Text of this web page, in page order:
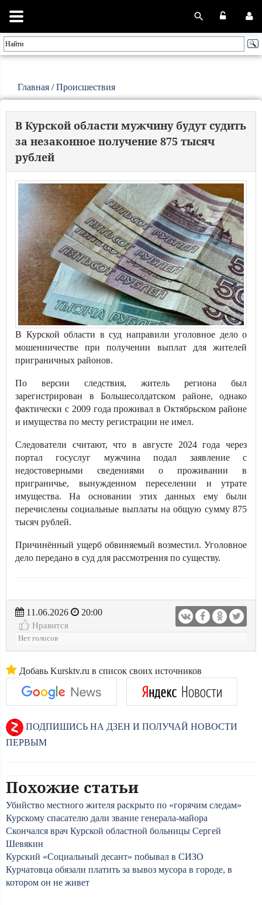
Главная /Происшествия
В Курской области мужчину будут судить
за незаконное получение 875 тысяч
рублей
В Курской области в суд направили уголовное дело о
мошенничестве при получении выплат для жителей
приграничных районов.
По версии следствия, житель региона был
зарегистрирован в Большесолдатском районе, однако
фактически с 2009 года проживал в Октябрьском районе
и имущества по месту регистрации не имел.
Следователи считают, что в августе 2024 года через
портал госуслуг мужчина подал заявление с
недостоверными сведениями о проживании в
приграничье, вынужденном переселении и утрате
имущества. На основании этих данных ему были
перечислены социальные выплаты на общую сумму 875
тысяч рублей.
Причинённый ущерб обвиняемый возместил. Уголовное
дело передано в суд для рассмотрения по существу.
11.06.2026
20:00
Нравится
Нет голосов
Добавь Kursktv.ru в список своих источников
ПОДПИШИСЬ НА ДЗЕН И ПОЛУЧАЙ НОВОСТИ
ПЕРВЫМ
Похожие статьи
Убийство местного жителя раскрыто по «горячим следам»
Курскому спасателю дали звание генерала-майора
Скончался врач Курской областной больницы Сергей
Шевякин
Курский «Социальный десант» побывал в СИЗО
Курчатовца обязали платить за вывоз мусора в городе, в
котором он не живет